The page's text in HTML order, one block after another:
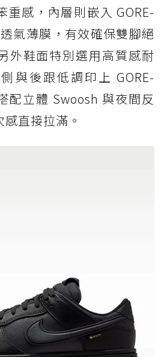
重感，內層則嵌入 GORE-
氣薄膜，有效確保雙腳絕
外鞋面特別選用高質感耐
與後跟低調印上 GORE-
配立體 Swoosh 與夜間反
直接拉滿。